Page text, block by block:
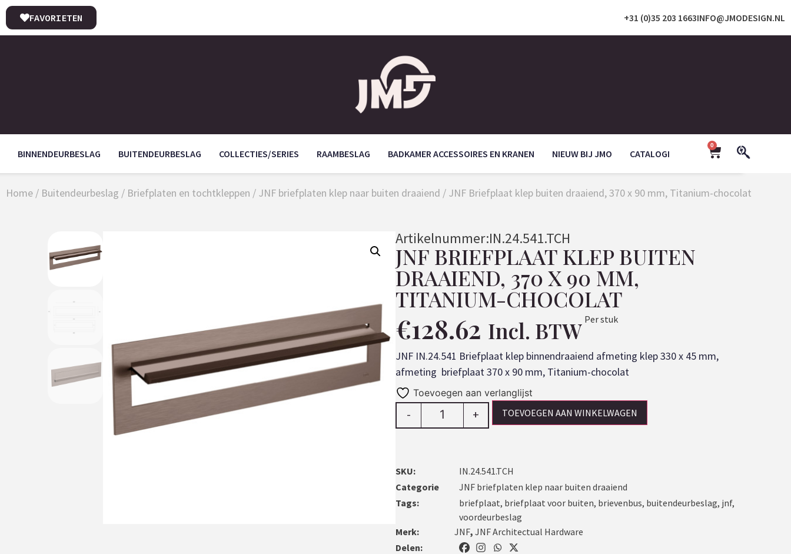
INFO@JMODESIGN.NL
+31 (0)35 203 1663
FAVORIETEN
BINNENDEURBESLAG BUITENDEURBESLAG COLLECTIES/SERIES RAAMBESLAG BADKAMER ACCESSOIRES EN KRANEN NIEUW BIJ JMO CATALOGI
0
Home / Buitendeurbeslag / Briefplaten en tochtkleppen / JNF briefplaten klep naar buiten draaiend / JNF Briefplaat klep buiten draaiend, 370 x 90 mm, Titanium-chocolat
Artikelnummer:IN.24.541.TCH
JNF BRIEFPLAAT KLEP BUITEN
DRAAIEND, 370 X 90 MM,
TITANIUM-CHOCOLAT
€128.62 Incl. BTW Per stuk
JNF IN.24.541 Briefplaat klep binnendraaiend afmeting klep 330 x 45 mm,
afmeting briefplaat 370 x 90 mm, Titanium-chocolat
Toevoegen aan verlanglijst
- + TOEVOEGEN AAN WINKELWAGEN
SKU:
IN.24.541.TCH
Categorie
JNF briefplaten klep naar buiten draaiend
Tags:
briefplaat, briefplaat voor buiten, brievenbus, buitendeurbeslag, jnf,
voordeurbeslag
Merk:
JNF, JNF Architectual Hardware
Delen: